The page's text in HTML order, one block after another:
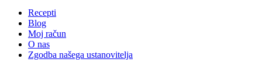
Recepti
Blog
Moj račun
O nas
Zgodba našega ustanovitelja